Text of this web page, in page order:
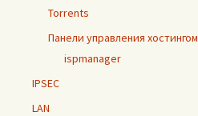
Torrents
Панели управления хостингом
ispmanager
IPSEC
LAN